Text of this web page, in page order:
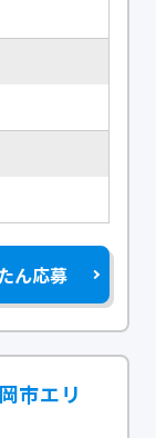
ん応募
市エリ